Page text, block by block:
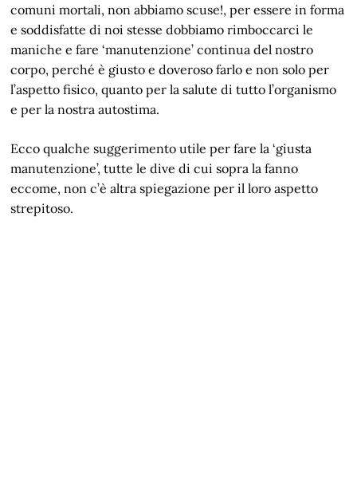
comuni mortali, non abbiamo scuse!, per essere in forma
e soddisfatte di noi stesse dobbiamo rimboccarci le
maniche e fare ‘manutenzione’ continua del nostro
corpo, perché è giusto e doveroso farlo e non solo per
l’aspetto fisico, quanto per la salute di tutto l’organismo
e per la nostra autostima.
Ecco qualche suggerimento utile per fare la ‘giusta
manutenzione’, tutte le dive di cui sopra la fanno
eccome, non c’è altra spiegazione per il loro aspetto
strepitoso.